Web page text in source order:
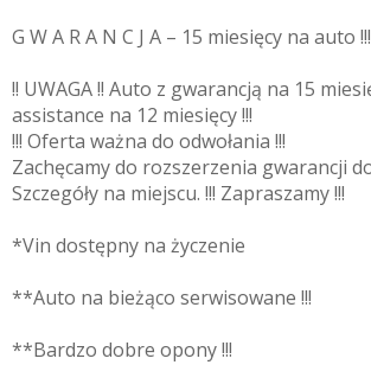
G W A R A N C J A – 15 miesięcy na auto !!!
!! UWAGA !! Auto z gwarancją na 15
assistance na 12 miesięcy !!!
!!! Oferta ważna do odwołania !!!
Zachęcamy do rozszerzenia gwarancji
Szczegóły na miejscu. !!! Zapraszamy !!!
*Vin dostępny na życzenie
**Auto na bieżąco serwisowane !!!
**Bardzo dobre opony !!!